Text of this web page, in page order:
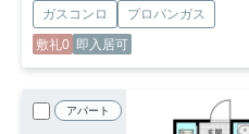
ガスコンロ
プロパンガス
敷礼0 即入居可
アパート